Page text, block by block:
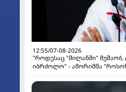
12:55/07-08-2026
"როდესაც "მილანში"
იბრძოლო" - ამორიმმა